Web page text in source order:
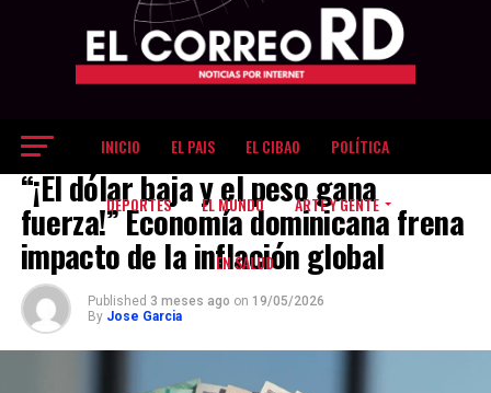
INICIO EL PAIS EL CIBAO POLÍTICA
DEPORTES EL MUNDO ARTE Y GENTE
EN SALUD
EL DINERO
“¡El dólar baja y el peso gana
fuerza!” Economía dominicana frena
impacto de la inflación global
Published 3 meses ago on 19/05/2026
By Jose Garcia